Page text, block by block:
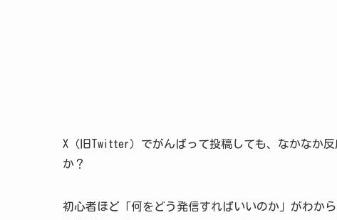
X（旧Twitter）でがんばって投稿しても、なかなか
か？
初心者ほど「何をどう発信すればいいのか」がわか